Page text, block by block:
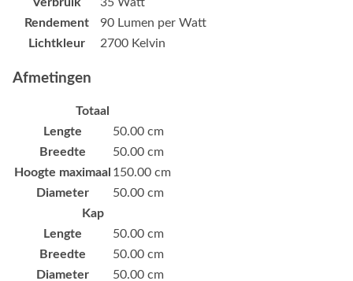
Rendement
90 Lumen per Watt
Lichtkleur
2700 Kelvin
Afmetingen
Totaal
Lengte
50.00 cm
Breedte
50.00 cm
Hoogte maximaal 150.00 cm
Diameter
50.00 cm
Kap
Lengte
50.00 cm
Breedte
50.00 cm
Diameter
50.00 cm